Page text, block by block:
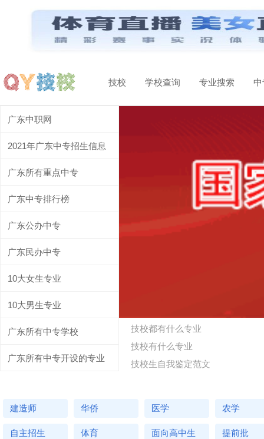
技校 学校查询 专业搜索 中
当前城市：
广东中职网
2021年广东中专招生信息
广东所有重点中专
广东中专排行榜
广东公办中专
广东民办中专
10大女生专业
10大男生专业
广东所有中专学校
广东所有中专开设的专业
专业百科
技校都有什么专业
技校有什么专业
技校生自我鉴定范文
本科
师范
秋招
通知书
复试
学校代码
奖学金 夏令营
短期 CET 进修班
建造师 华侨 医学 农学
自主招生 体育 面向高中生 提前批